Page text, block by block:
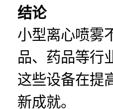
结论
小型离心喷雾
品、药品等行
这些设备在提
新成就。